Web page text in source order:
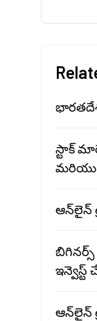
స్టాక్
ఆన్‌లైన్
ఆన్‌లైన్